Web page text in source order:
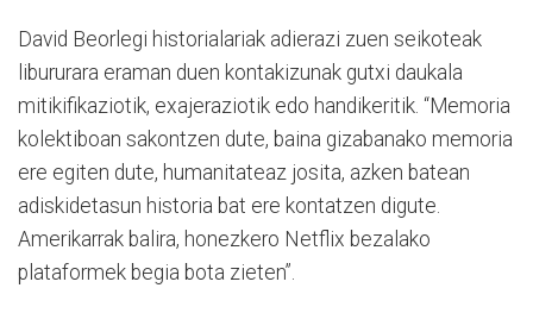
David Beorlegi historialariak adierazi zuen seikoteak
libururara eraman duen kontakizunak gutxi daukala
mitikifikaziotik, exajeraziotik edo handikeritik. “Memoria
kolektiboan sakontzen dute, baina gizabanako memoria
ere egiten dute, humanitateaz josita, azken batean
adiskidetasun historia bat ere kontatzen digute.
Amerikarrak balira, honezkero Netflix bezalako
plataformek begia bota zieten”.